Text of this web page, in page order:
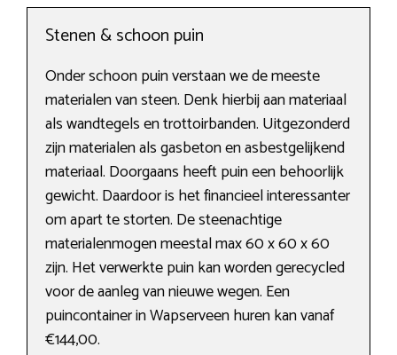
Stenen & schoon puin
Onder schoon puin verstaan we de meeste
materialen van steen. Denk hierbij aan materiaal
als wandtegels en trottoirbanden. Uitgezonderd
zijn materialen als gasbeton en asbestgelijkend
materiaal. Doorgaans heeft puin een behoorlijk
gewicht. Daardoor is het financieel interessanter
om apart te storten. De steenachtige
materialenmogen meestal max 60 x 60 x 60
zijn. Het verwerkte puin kan worden gerecycled
voor de aanleg van nieuwe wegen. Een
puincontainer in Wapserveen huren kan vanaf
€144,00.